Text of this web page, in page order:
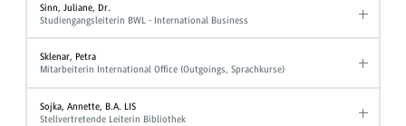
Sinn, Juliane, Dr.
Studiengangsleiterin BWL - International Business
Sklenar, Petra
Mitarbeiterin International Office (Outgoings, Sprachkurse)
Sojka, Annette, B.A. LIS
Stellvertretende Leiterin Bibliothek